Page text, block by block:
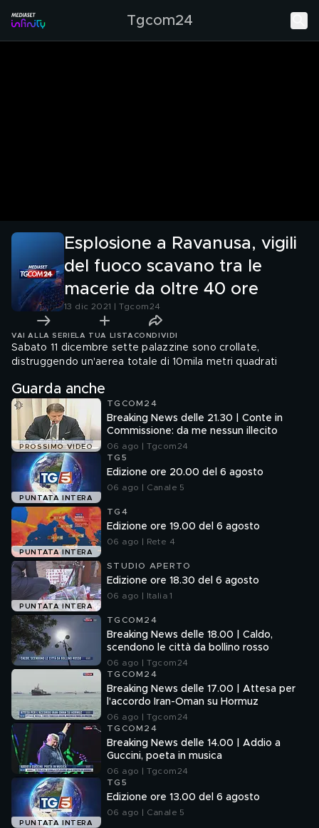
Tgcom24
Esplosione a Ravanusa, vigili
del fuoco scavano tra le
macerie da oltre 40 ore
13 dic 2021 | Tgcom24
VAI ALLA SERIE LA TUA LISTA CONDIVIDI
Sabato 11 dicembre sette palazzine sono crollate,
distruggendo un'aerea totale di 10mila metri quadrati
Guarda anche
PROSSIMO VIDEO
TGCOM24
Breaking News delle 21.30 | Conte in
Commissione: da me nessun illecito
06 ago | Tgcom24
PUNTATA INTERA
TG5
Edizione ore 20.00 del 6 agosto
06 ago | Canale 5
PUNTATA INTERA
TG4
Edizione ore 19.00 del 6 agosto
06 ago | Rete 4
PUNTATA INTERA
STUDIO APERTO
Edizione ore 18.30 del 6 agosto
06 ago | Italia 1
TGCOM24
Breaking News delle 18.00 | Caldo,
scendono le città da bollino rosso
06 ago | Tgcom24
TGCOM24
Breaking News delle 17.00 | Attesa per
l'accordo Iran-Oman su Hormuz
06 ago | Tgcom24
TGCOM24
Breaking News delle 14.00 | Addio a
Guccini, poeta in musica
06 ago | Tgcom24
PUNTATA INTERA
TG5
Edizione ore 13.00 del 6 agosto
06 ago | Canale 5